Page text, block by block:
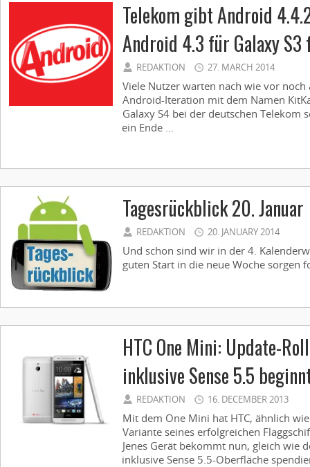
Telekom gibt Android
Android 4.3 für Galaxy
REDAKTION 27. MARCH 2014
Viele Nutzer warten nach wie vor
Android-Iteration mit dem Namen
Galaxy S4 bei der deutschen Telekom
ein Ende ...
Tagesrückblick 20. Januar
REDAKTION 20. JANUARY 2014
Und schon sind wir in der 4.
guten Start in die neue Woche sorgen
HTC One Mini: Update-
inklusive Sense 5.5
REDAKTION 16. DECEMBER 2013
Mit dem One Mini hat HTC, ähnlich
Variante seines erfolgreichen
Jenes Gerät bekommt nun, gleich wie
inklusive Sense 5.5-Oberfläche